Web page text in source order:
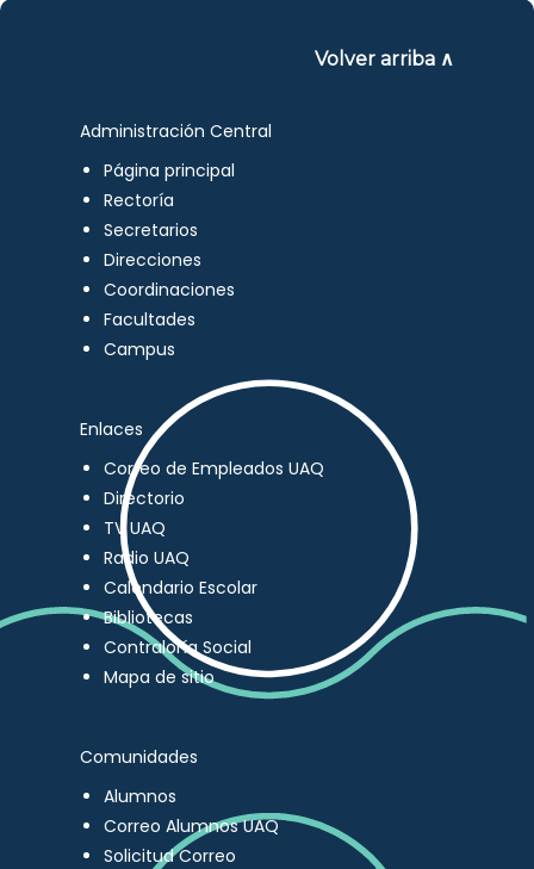
Volver arriba ∧
Administración Central
Página principal
Rectoría
Secretarios
Direcciones
Coordinaciones
Facultades
Campus
Enlaces
Correo de Empleados UAQ
Directorio
TV UAQ
Radio UAQ
Calendario Escolar
Bibliotecas
Contraloría Social
Mapa de sitio
Comunidades
Alumnos
Correo Alumnos UAQ
Solicitud Correo